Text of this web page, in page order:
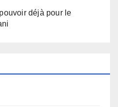
déjà pour le